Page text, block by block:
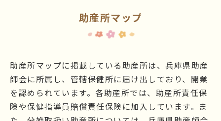
助産所マップ
助産所マップに掲載している助産所は、兵庫県助産
師会に所属し、管轄保健所に届け出しており、開業
を認められています。各助産所では、助産所責任保
険や保健指導員賠償責任保険に加入しています。ま